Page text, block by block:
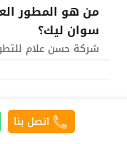
من هو المطور
سوان ليك؟
شركة حسن علام
اتصل بنا